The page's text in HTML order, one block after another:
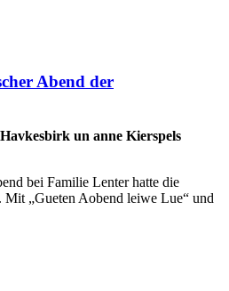
Abend der
un anne Kierspels
bei Familie Lenter hatte die
„Gueten Aobend leiwe Lue“ und